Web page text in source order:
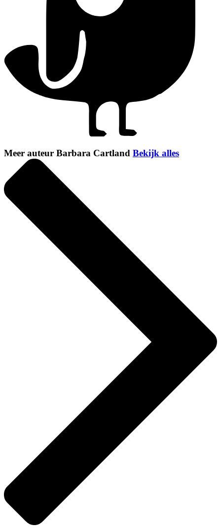
Meer auteur Barbara Cartland Bekijk alles